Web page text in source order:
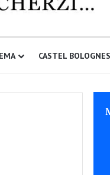
CASTEL